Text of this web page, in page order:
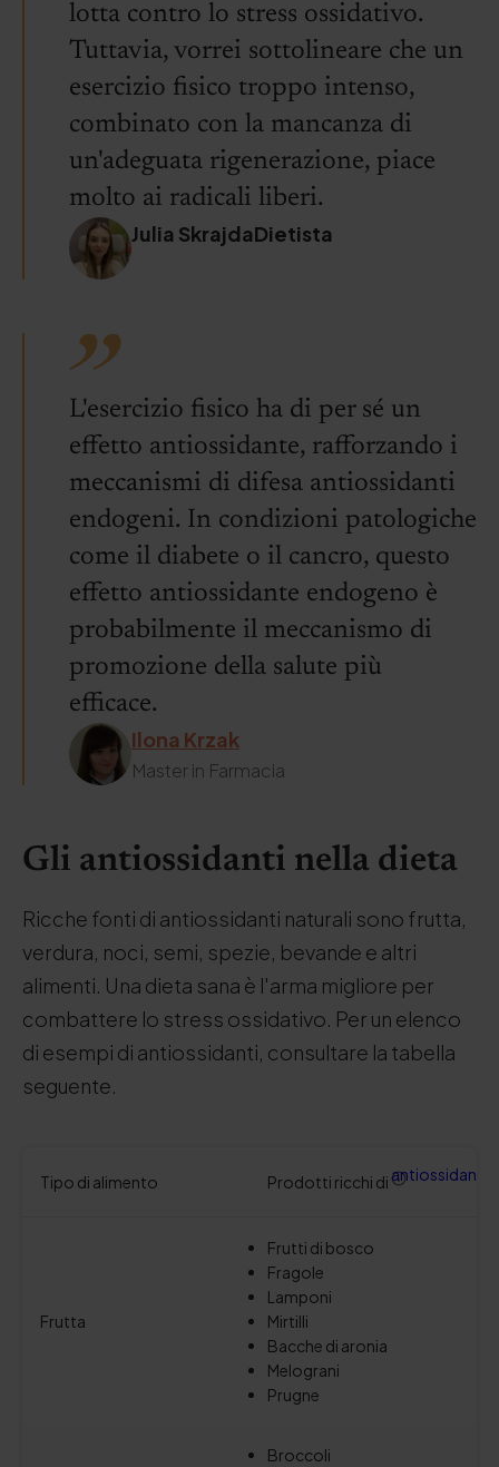
lotta contro lo stress ossidativo.
Tuttavia, vorrei sottolineare che un
esercizio fisico troppo intenso,
combinato con la mancanza di
un'adeguata rigenerazione, piace
molto ai radicali liberi.
Julia SkrajdaDietista
L'esercizio fisico ha di per sé un
effetto antiossidante, rafforzando i
meccanismi di difesa antiossidanti
endogeni. In condizioni patologiche
come il diabete o il cancro, questo
effetto antiossidante endogeno è
probabilmente il meccanismo di
promozione della salute più
efficace.
Ilona Krzak
Master in Farmacia
Gli antiossidanti nella dieta
Ricche fonti di antiossidanti naturali sono frutta,
verdura, noci, semi, spezie, bevande e altri
alimenti. Una dieta sana è l'arma migliore per
combattere lo stress ossidativo. Per un elenco
di esempi di antiossidanti, consultare la tabella
seguente.
Tipo di alimento Prodotti ricchi di antiossidanti
Frutta
Frutti di bosco
Fragole
Lamponi
Mirtilli
Bacche di aronia
Melograni
Prugne
Broccoli